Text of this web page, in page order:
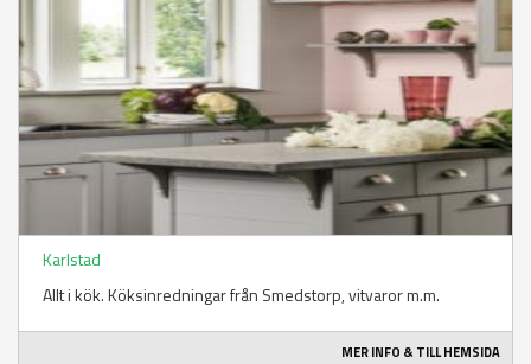
Karlstad
Allt i kök. Köksinredningar från Smedstorp, vitvaror m.m.
MER INFO & TILL HEMSIDA